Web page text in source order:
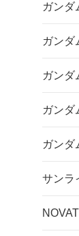
ガンダ
ガンダ
ガンダ
ガンダ
ガンダ
サンラ